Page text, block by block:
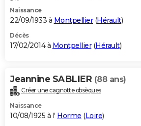
Naissance
22/09/1933 à Montpellier(Hérault)
Décès
17/02/2014 à Montpellier(Hérault)
Jeannine SABLIER (88 ans)
Créer une cagnotte obsèques
Naissance
10/08/1925 à l' Horme (Loire)